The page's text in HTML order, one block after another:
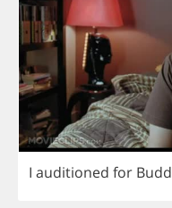
I auditioned for Budd